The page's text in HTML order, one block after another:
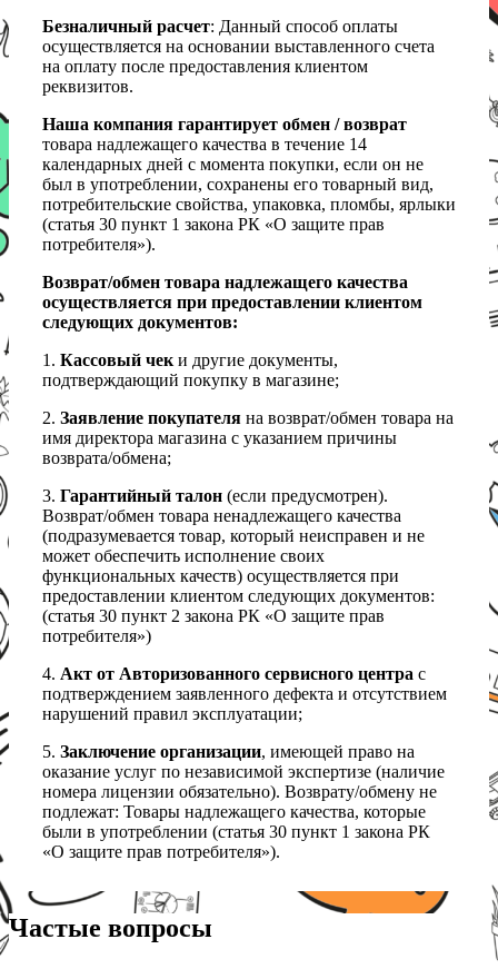
Безналичный расчет: Данный способ оплаты
осуществляется на основании выставленного счета
на оплату после предоставления клиентом
реквизитов.
Наша компания гарантирует обмен / возврат
товара надлежащего качества в течение 14
календарных дней с момента покупки, если он не
был в употреблении, сохранены его товарный вид,
потребительские свойства, упаковка, пломбы, ярлыки
(статья 30 пункт 1 закона РК «О защите прав
потребителя»).
Возврат/обмен товара надлежащего качества
осуществляется при предоставлении клиентом
следующих документов:
1. Кассовый чеки другие документы,
подтверждающий покупку в магазине;
2. Заявление покупателя на возврат/обмен товара на
имя директора магазина с указанием причины
возврата/обмена;
3. Гарантийный талон (если предусмотрен).
Возврат/обмен товара ненадлежащего качества
(подразумевается товар, который неисправен и не
может обеспечить исполнение своих
функциональных качеств) осуществляется при
предоставлении клиентом следующих документов:
(статья 30 пункт 2 закона РК «О защите прав
потребителя»)
4. Акт от Авторизованного сервисного центра с
подтверждением заявленного дефекта и отсутствием
нарушений правил эксплуатации;
5. Заключение организации, имеющей право на
оказание услуг по независимой экспертизе (наличие
номера лицензии обязательно). Возврату/обмену не
подлежат: Товары надлежащего качества, которые
были в употреблении (статья 30 пункт 1 закона РК
«О защите прав потребителя»).
Частые вопросы